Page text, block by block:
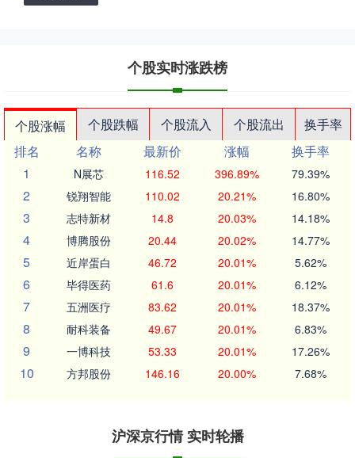
个股实时涨跌榜
个股涨幅 个股跌幅 个股流入 个股流出
换手率
排名
名称 最新价 涨幅
换手率
1
N展芯 116.52 396.89% 79.39%
2 锐翔智能 110.02 20.21% 16.80%
3 志特新材 14.8 20.03% 14.18%
4 博腾股份 20.44 20.02% 14.77%
5 近岸蛋白 46.72 20.01% 5.62%
6 毕得医药 61.6 20.01% 6.12%
7 五洲医疗 83.62 20.01% 18.37%
8 耐科装备 49.67 20.01% 6.83%
9 一博科技 53.33 20.01% 17.26%
10 方邦股份 146.16 20.00% 7.68%
沪深京行情 实时轮播